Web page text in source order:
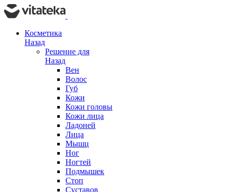
Косметика
Назад
Решение для
Назад
Вен
Волос
Губ
Кожи
Кожи головы
Кожи лица
Ладоней
Лица
Мышц
Ног
Ногтей
Подмышек
Стоп
Суставов